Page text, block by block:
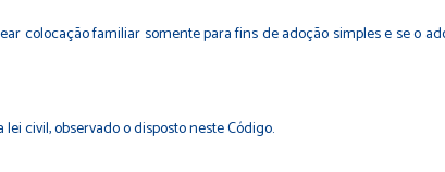
colocação familiar somente para fins de adoção simples e se o
civil, observado o disposto neste Código.